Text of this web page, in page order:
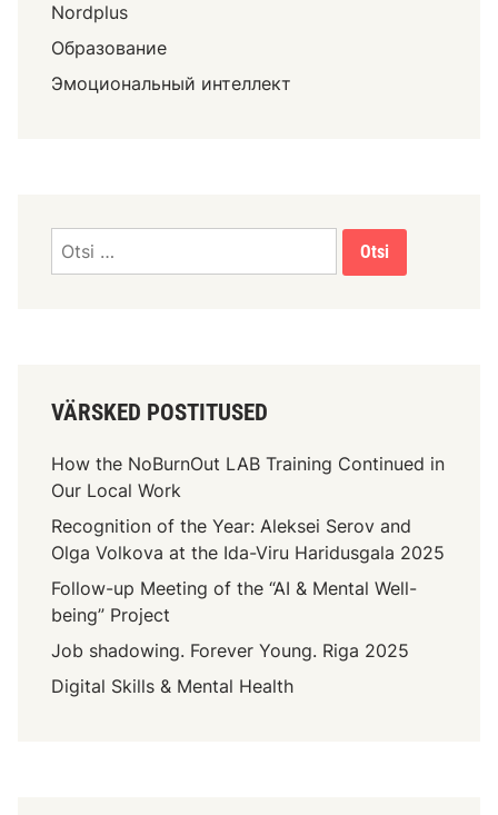
Nordplus
Образование
Эмоциональный интеллект
VÄRSKED POSTITUSED
How the NoBurnOut LAB Training Continued in
Our Local Work
Recognition of the Year: Aleksei Serov and
Olga Volkova at the Ida-Viru Haridusgala 2025
Follow-up Meeting of the “AI & Mental Well-
being” Project
Job shadowing. Forever Young. Riga 2025
Digital Skills & Mental Health